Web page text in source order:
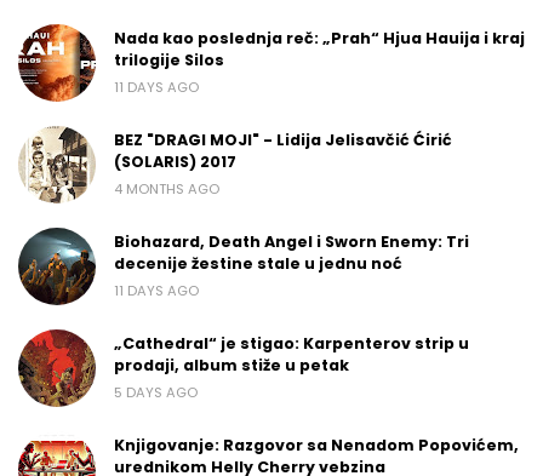
Nada kao poslednja reč: „Prah“ Hjua Hauija i kraj
trilogije Silos
11 DAYS AGO
BEZ "DRAGI MOJI" - Lidija Jelisavčić Ćirić
(SOLARIS) 2017
4 MONTHS AGO
Biohazard, Death Angel i Sworn Enemy: Tri
decenije žestine stale u jednu noć
11 DAYS AGO
„Cathedral“ je stigao: Karpenterov strip u
prodaji, album stiže u petak
5 DAYS AGO
Knjigovanje: Razgovor sa Nenadom Popovićem,
urednikom Helly Cherry vebzina